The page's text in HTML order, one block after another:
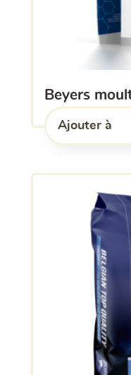
beyers
Ajouter à
l'une de mes